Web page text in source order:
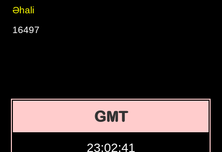
Əhali
16497
GMT
23:02:42